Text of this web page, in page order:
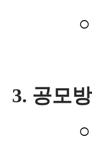
○
3. 공모
○